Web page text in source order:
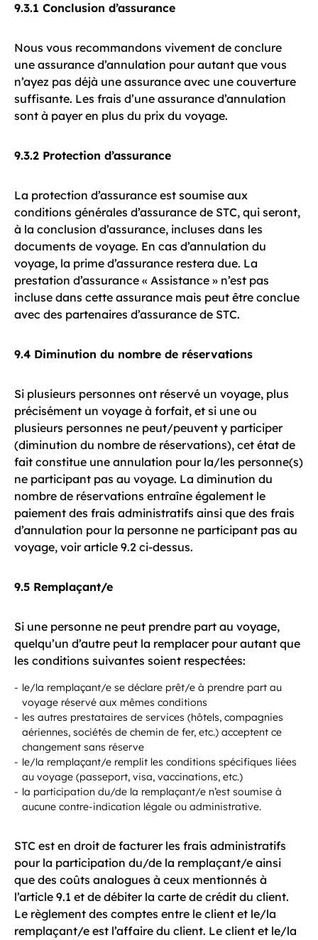
9.3.1 Conclusion d’assurance
Nous vous recommandons vivement de conclure
une assurance d’annulation pour autant que vous
n’ayez pas déjà une assurance avec une couverture
suffisante. Les frais d’une assurance d’annulation
sont à payer en plus du prix du voyage.
9.3.2 Protection d’assurance
La protection d’assurance est soumise aux
conditions générales d’assurance de STC, qui seront,
à la conclusion d’assurance, incluses dans les
documents de voyage. En cas d’annulation du
voyage, la prime d’assurance restera due. La
prestation d’assurance « Assistance » n’est pas
incluse dans cette assurance mais peut être conclue
avec des partenaires d’assurance de STC.
9.4 Diminution du nombre de réservations
Si plusieurs personnes ont réservé un voyage, plus
précisément un voyage à forfait, et si une ou
plusieurs personnes ne peut/peuvent y participer
(diminution du nombre de réservations), cet état de
fait constitue une annulation pour la/les personne(s)
ne participant pas au voyage. La diminution du
nombre de réservations entraîne également le
paiement des frais administratifs ainsi que des frais
d’annulation pour la personne ne participant pas au
voyage, voir article 9.2 ci-dessus.
9.5 Remplaçant/e
Si une personne ne peut prendre part au voyage,
quelqu’un d’autre peut la remplacer pour autant que
les conditions suivantes soient respectées:
le/la remplaçant/e se déclare prêt/e à prendre part au
voyage réservé aux mêmes conditions
les autres prestataires de services (hôtels, compagnies
aériennes, sociétés de chemin de fer, etc.) acceptent ce
changement sans réserve
le/la remplaçant/e remplit les conditions spécifiques liées
au voyage (passeport, visa, vaccinations, etc.)
la participation du/de la remplaçant/e n’est soumise à
aucune contre-indication légale ou administrative.
STC est en droit de facturer les frais administratifs
pour la participation du/de la remplaçant/e ainsi
que des coûts analogues à ceux mentionnés à
l’article 9.1 et de débiter la carte de crédit du client.
Le règlement des comptes entre le client et le/la
remplaçant/e est l’affaire du client. Le client et le/la